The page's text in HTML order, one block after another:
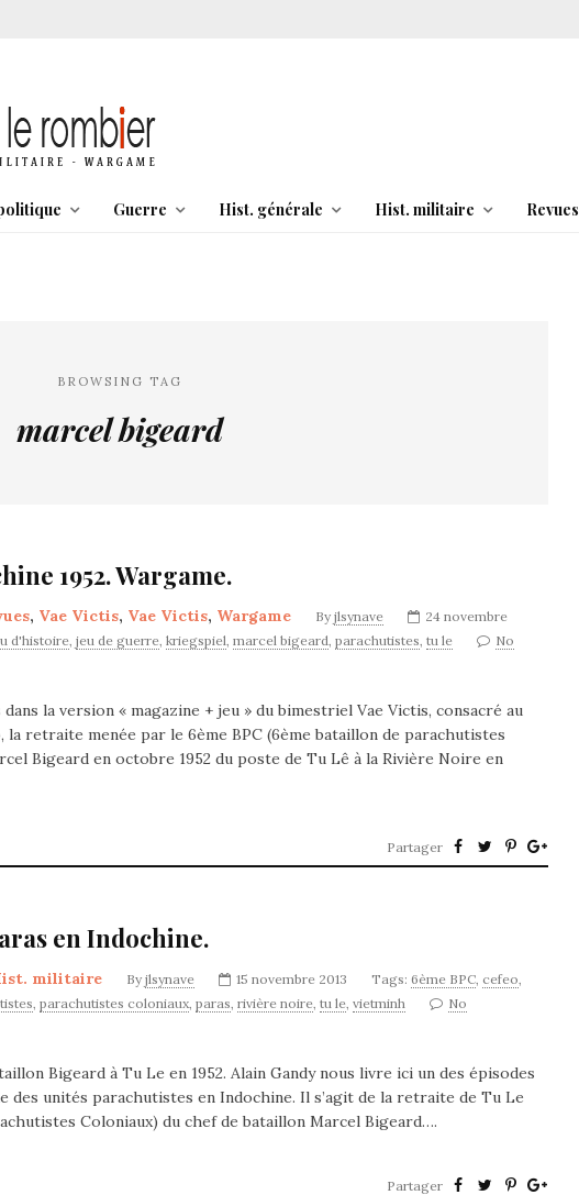
Guerre Hist. générale Hist. militaire Revues
BROWSING TAG
marcel bigeard
1952. Wargame.
, Vae Victis, Vae Victis, Wargame By jlsynave
24 novembre
d'histoire, jeu de guerre, kriegspiel, marcel bigeard, parachutistes, tu le
No
la version « magazine + jeu » du bimestriel Vae Victis, consacré au
la retraite menée par le 6ème BPC (6ème bataillon de parachutistes
Bigeard en octobre 1952 du poste de Tu Lê à la Rivière Noire en
Partager
en Indochine.
militaire By jlsynave 15 novembre 2013 Tags: 6ème BPC, cefeo,
, parachutistes coloniaux, paras, rivière noire, tu le, vietminh
No
Bigeard à Tu Le en 1952. Alain Gandy nous livre ici un des épisodes
des unités parachutistes en Indochine. Il s’agit de la retraite de Tu Le
Coloniaux) du chef de bataillon Marcel Bigeard….
Partager